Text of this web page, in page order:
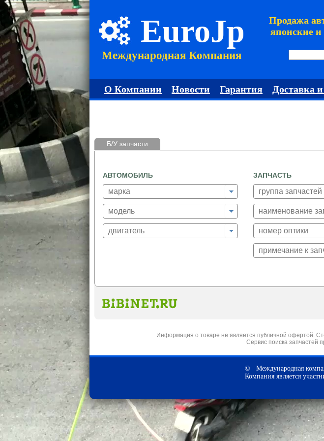
EuroJp
Международная Компания
Продажа
японские и
О Компании Новости Гарантия Доставка
Б/У запчасти
АВТОМОБИЛЬ ЗАПЧАСТЬ
Информация о товаре не является публичной офертой.
Сервис поиска запчастей
© Международная
Компания является